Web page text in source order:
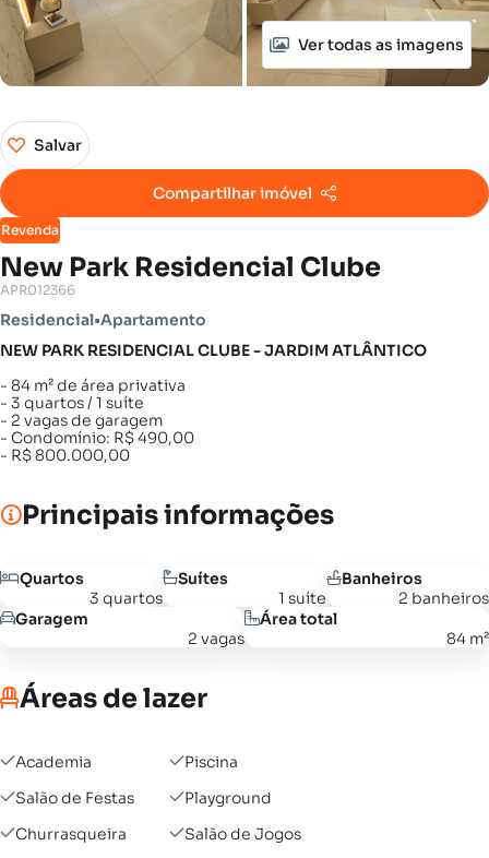
Ver todas as imagens
Revenda
New Park Residencial Clube
Salvar
Compartilhar imóvel
APR012366
Residencial•Apartamento
NEW PARK RESIDENCIAL CLUBE - JARDIM ATLÂNTICO
- 84 m² de área privativa
- 3 quartos / 1 suíte
- 2 vagas de garagem
- Condomínio: R$ 490,00
- R$ 800.000,00
Principais informações
Quartos
3 quartos
Suítes
1 suíte
Banheiros
2 banheiros
Garagem
2 vagas
Área total
84 m²
Áreas de lazer
Academia
Piscina
Salão de Festas
Playground
Churrasqueira
Salão de Jogos